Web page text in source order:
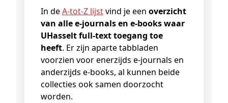
In deA-tot-Z lijstvind je een overzicht
van alle e-journals en e-books waar
UHasselt full-text toegang toe
heeft. Er zijn aparte tabbladen
voorzien voor enerzijds e-journals en
anderzijds e-books, al kunnen beide
collecties ook samen doorzocht
worden.